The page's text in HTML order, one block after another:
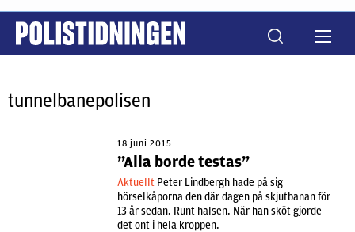
tunnelbanepolisen
18 juni 2015
”Alla borde testas”
Aktuellt Peter Lindbergh hade på sig
hörselkåporna den där dagen på skjutbanan för
13 år sedan. Runt halsen. När han sköt gjorde
det ont i hela kroppen.